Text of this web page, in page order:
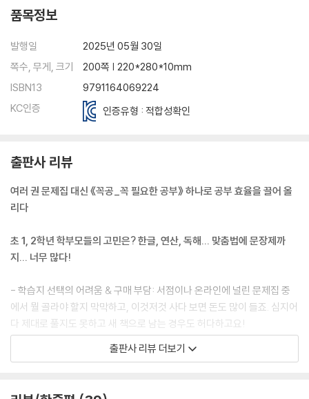
품목정보
발행일
2025년 05월 30일
쪽수, 무게, 크기
200쪽 | 220*280*10mm
ISBN13
9791164069224
KC인증
인증유형 : 적합성확인
출판사 리뷰
여러 권 문제집 대신 《꼭공_꼭 필요한 공부》 하나로 공부 효율을 끌어 올
리다
초 1, 2학년 학부모들의 고민은? 한글, 연산, 독해... 맞춤법에 문장제까
지... 너무 많다!
- 학습지 선택의 어려움 & 구매 부담: 서점이나 온라인에 널린 문제집 중
에서 뭘 골라야 할지 막막하고, 이것저것 사다 보면 돈도 많이 들죠. 심지어
다 제대로 풀지도 못하고 새 책으로 남는 경우도 허다하고요!
- 편식 학습 & 기초 학습 불균형: 특정 과목이나 영역 문제집만 풀다 보면
다른 중요한 부분을 놓치기 쉬워요. 국어는 잘하는데 수학이 약하거나, 연
출판사 리뷰 더보기